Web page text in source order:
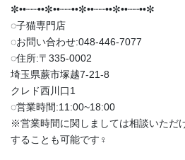
✼••┈┈••✼••┈┈••✼••┈┈••✼••┈┈••✼
◌子猫専門店
◌お問い合わせ:048-446-7077
◌住所:〒335-0002
埼玉県蕨市塚越7-21-8
クレド西川口1
◌営業時間:11:00~18:00
※営業時間に関しましては相談いただ
することも可能です‍♀️